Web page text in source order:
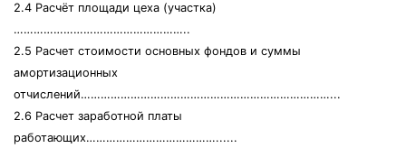
2.4 Расчёт площади цеха (участка)
……………………………………………..
2.5 Расчет стоимости основных фондов и суммы
амортизационных
отчислений…………………………………………………………………...
2.6 Расчет заработной платы
работающих…………………………………......